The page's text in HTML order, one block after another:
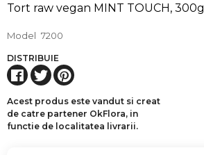
Tort raw vegan MINT TOUCH, 300g
Model 7200
DISTRIBUIE
Acest produs este vandut si creat
de catre partener OkFlora, in
functie de localitatea livrarii.